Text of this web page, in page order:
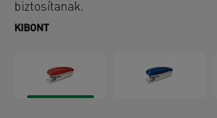
biztosítanak.
KIBONT